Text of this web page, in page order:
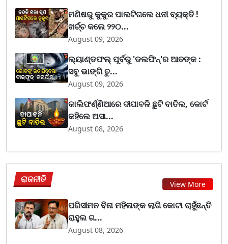
ମଣିଷରୁ କୁକୁର ପାଲଟିଗଲେ ଧନୀ ବ୍ୟକ୍ତି !
ଖର୍ଚ୍ଚ କଲେ ୨୨୦...
August 09, 2026
ଲ୍ୟାଣ୍ଡଫଲ୍ ପୂର୍ବରୁ 'ଡଲଫିନ୍'ର ଆତଙ୍କ :
ସବୁ ଭାଙ୍ଗି ଚୁ...
August 09, 2026
କାଲିଫର୍ଣ୍ଣିଆରେ ଦୀପାବଳି ଛୁଟି ବାତିଲ, କୋର୍ଟ
କହିଲେ ଅସା...
August 08, 2026
ରାଜନୀତି View More
ପରିସୀମନ ବିନା ମହିଳାଙ୍କ ଲାଗି କୋଟା ଚାହୁଁଛନ୍ତି
ରାହୁଲ ଗ...
August 08, 2026